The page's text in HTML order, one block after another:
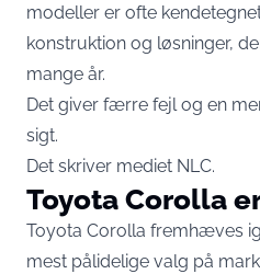
modeller er ofte
konstruktion og løsninger,
mange år.
Det giver færre fejl og en
sigt.
Det skriver mediet NLC.
Toyota Corolla
Toyota Corolla fremhæves
mest pålidelige valg på